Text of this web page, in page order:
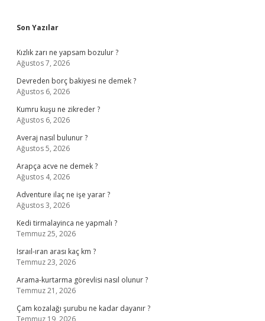
Sidebar
Son Yazılar
Kızlık zarı ne yapsam bozulur ?
Ağustos 7, 2026
Devreden borç bakiyesi ne demek ?
Ağustos 6, 2026
Kumru kuşu ne zikreder ?
Ağustos 6, 2026
Averaj nasıl bulunur ?
Ağustos 5, 2026
Arapça acve ne demek ?
Ağustos 4, 2026
Adventure ilaç ne işe yarar ?
Ağustos 3, 2026
Kedi tirmalayinca ne yapmalı ?
Temmuz 25, 2026
Israıl-ıran arası kaç km ?
Temmuz 23, 2026
Arama-kurtarma görevlisi nasıl olunur ?
Temmuz 21, 2026
Çam kozalağı şurubu ne kadar dayanır ?
Temmuz 19, 2026